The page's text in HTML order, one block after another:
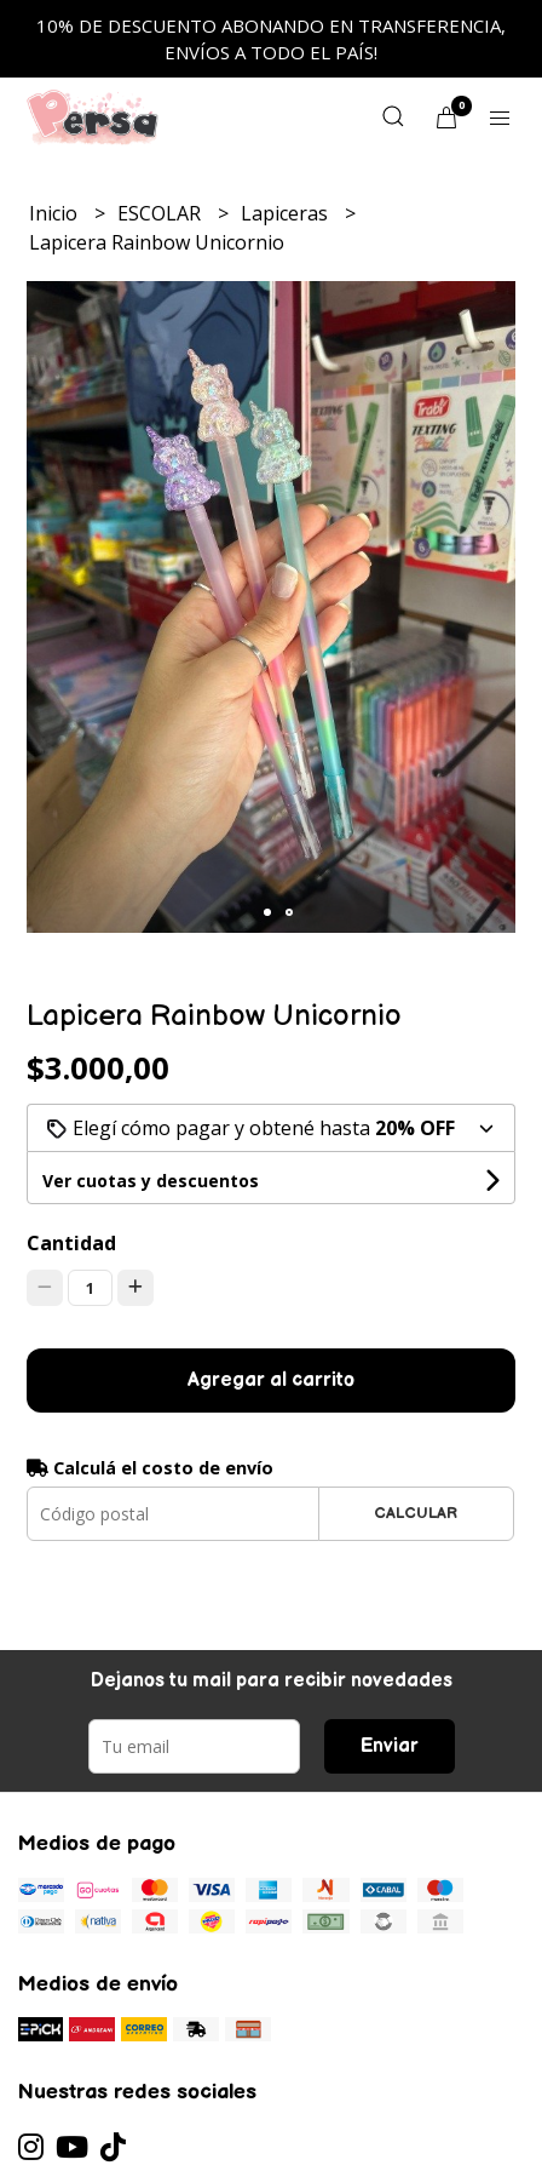
10% DE DESCUENTO ABONANDO EN TRANSFERENCIA,
ENVÍOS A TODO EL PAÍS!
0
Inicio ESCOLAR
Lapiceras
Lapicera Rainbow Unicornio
Lapicera Rainbow Unicornio
$3.000,00
Elegí cómo pagar y obtené hasta 20% OFF
Ver cuotas y descuentos
Cantidad
1
Agregar al carrito
Calculá el costo de envío
CALCULAR
Dejanos tu mail para recibir novedades
Enviar
Medios de pago
Medios de envío
Nuestras redes sociales